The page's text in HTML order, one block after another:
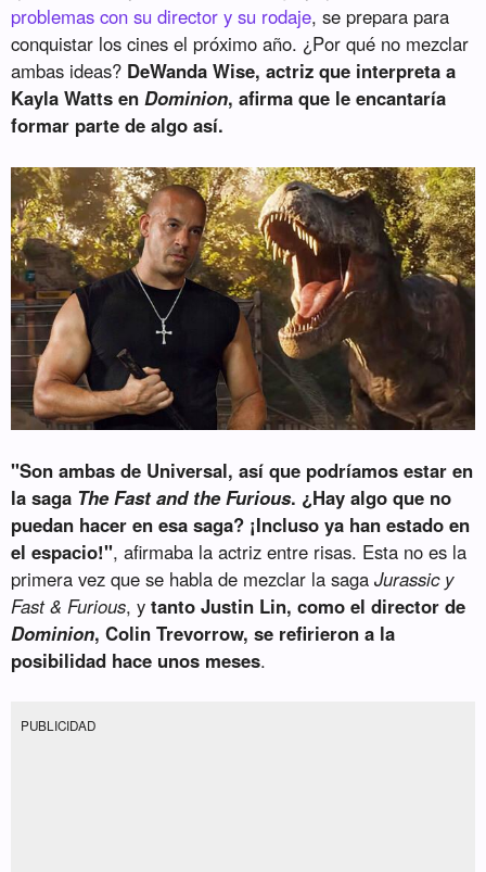
problemas con su director y su rodaje, se prepara para
conquistar los cines el próximo año. ¿Por qué no mezclar
ambas ideas? DeWanda Wise, actriz que interpreta a
Kayla Watts enDominion, afirma que le encantaría
formar parte de algo así.
"Son ambas de Universal, así que podríamos estar en
la saga The Fast and the Furious. ¿Hay algo que no
puedan hacer en esa saga? ¡Incluso ya han estado en
el espacio!", afirmaba la actriz entre risas. Esta no es la
primera vez que se habla de mezclar la sagaJurassic y
Fast & Furious, ytanto Justin Lin, como el director de
Dominion, Colin Trevorrow, se refirieron a la
posibilidad hace unos meses.
PUBLICIDAD